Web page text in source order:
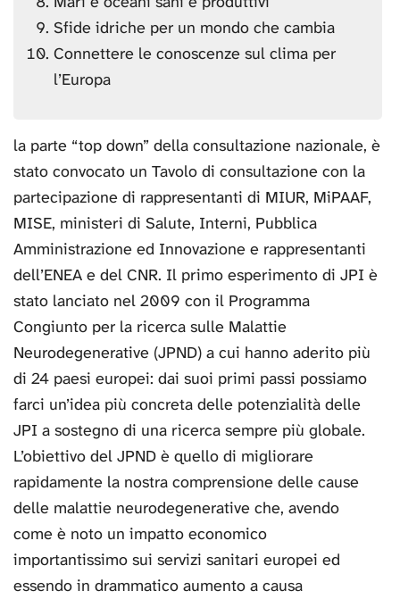
Sfide idriche per un mondo che cambia
Connettere le conoscenze sul clima per
l’Europa
la parte “top down” della consultazione nazionale, è
stato convocato un Tavolo di consultazione con la
partecipazione di rappresentanti di MIUR, MiPAAF,
MISE, ministeri di Salute, Interni, Pubblica
Amministrazione ed Innovazione e rappresentanti
dell’ENEA e del CNR. Il primo esperimento di JPI è
stato lanciato nel 2009 con il Programma
Congiunto per la ricerca sulle Malattie
Neurodegenerative (JPND) a cui hanno aderito più
di 24 paesi europei: dai suoi primi passi possiamo
farci un’idea più concreta delle potenzialità delle
JPI a sostegno di una ricerca sempre più globale.
L’obiettivo del JPND è quello di migliorare
rapidamente la nostra comprensione delle cause
delle malattie neurodegenerative che, avendo
come è noto un impatto economico
importantissimo sui servizi sanitari europei ed
essendo in drammatico aumento a causa